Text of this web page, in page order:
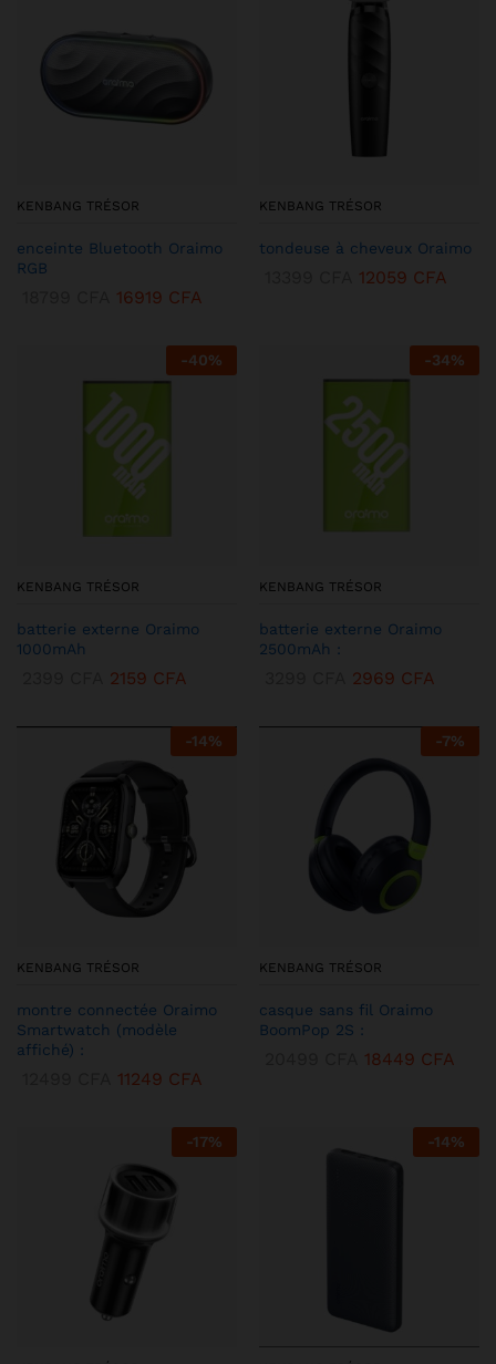
KENBANG TRÉSOR
enceinte Bluetooth Oraimo
RGB
16919 CFA
KENBANG TRÉSOR
tondeuse à cheveux Oraimo
12059 CFA
-40%
KENBANG TRÉSOR
batterie externe Oraimo
1000mAh
2159 CFA
-34%
KENBANG TRÉSOR
batterie externe Oraimo
2500mAh :
2969 CFA
-14%
KENBANG TRÉSOR
montre connectée Oraimo
Smartwatch (modèle
affiché) :
11249 CFA
-7%
KENBANG TRÉSOR
casque sans fil Oraimo
BoomPop 2S :
18449 CFA
-17% -14%